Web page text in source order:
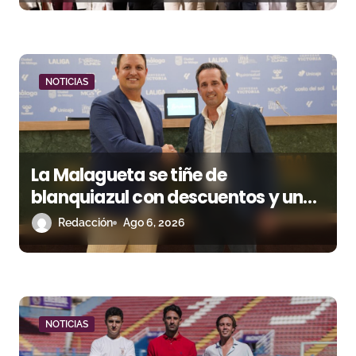
d
a
s
NOTICIAS
La Malagueta se tiñe de
blanquiazul con descuentos y una
corrida homenaje al Málaga CF
Redacción Ago 6, 2026
NOTICIAS